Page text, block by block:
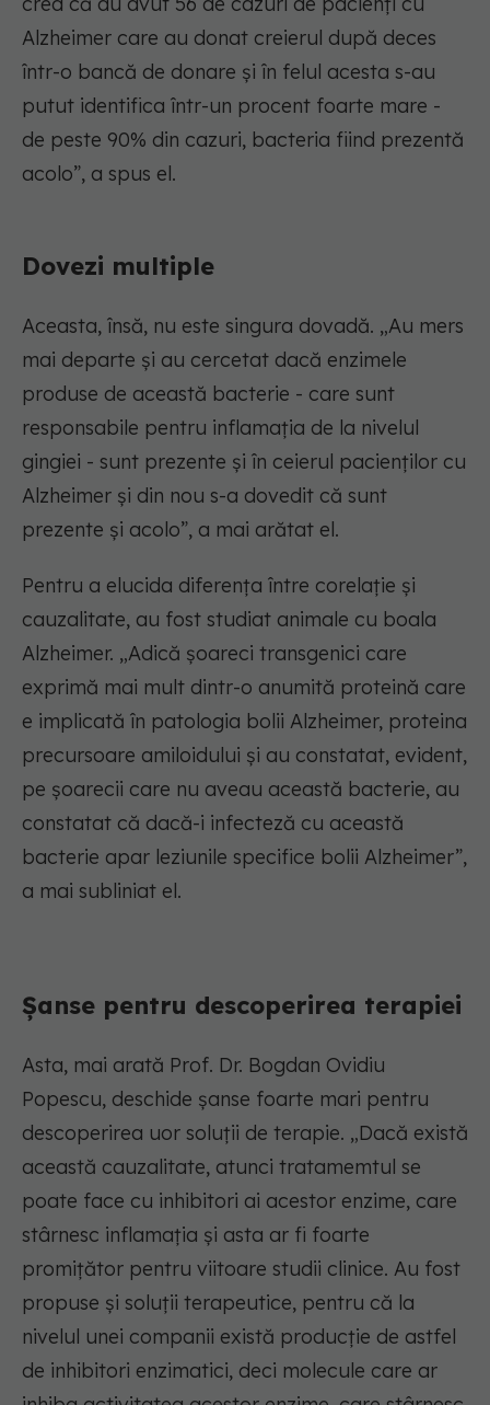
Alzheimer care au donat creierul după deces
într-o bancă de donare și în felul acesta s-au
putut identifica într-un procent foarte mare -
de peste 90% din cazuri, bacteria fiind prezentă
acolo”, a spus el.
Dovezi multiple
Aceasta, însă, nu este singura dovadă. „Au mers
mai departe și au cercetat dacă enzimele
produse de această bacterie - care sunt
responsabile pentru inflamația de la nivelul
gingiei - sunt prezente și în ceierul pacienților cu
Alzheimer și din nou s-a dovedit că sunt
prezente și acolo”, a mai arătat el.
Pentru a elucida diferența între corelație și
cauzalitate, au fost studiat animale cu boala
Alzheimer. „Adică șoareci transgenici care
exprimă mai mult dintr-o anumită proteină care
e implicată în patologia bolii Alzheimer, proteina
precursoare amiloidului și au constatat, evident,
pe șoarecii care nu aveau această bacterie, au
constatat că dacă-i infecteză cu această
bacterie apar leziunile specifice bolii Alzheimer”,
a mai subliniat el.
Șanse pentru descoperirea terapiei
Asta, mai arată Prof. Dr. Bogdan Ovidiu
Popescu, deschide șanse foarte mari pentru
descoperirea uor soluții de terapie. „Dacă există
această cauzalitate, atunci tratamemtul se
poate face cu inhibitori ai acestor enzime, care
stârnesc inflamația și asta ar fi foarte
promițător pentru viitoare studii clinice. Au fost
propuse și soluții terapeutice, pentru că la
nivelul unei companii există producție de astfel
de inhibitori enzimatici, deci molecule care ar